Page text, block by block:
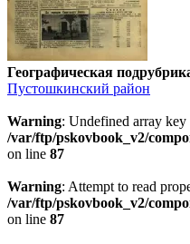
Географическая
Пустошкинский район
Warning: Undefined array key
/var/ftp/pskovbook_v2/
on line 87
Warning: Attempt to read
/var/ftp/pskovbook_v2/
on line 87